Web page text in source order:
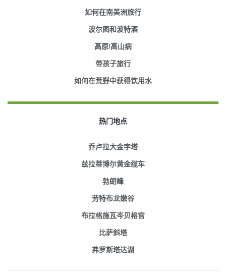
如何在南美洲旅行
波尔图和波特酒
高原/高山病
带孩子旅行
如何在荒野中获得饮用水
热门地点
乔卢拉大金字塔
兹拉蒂博尔黄金缆车
勃朗峰
劳特布龙嫩谷
布拉格施瓦岑贝格宫
比萨斜塔
弗罗斯塔达湖